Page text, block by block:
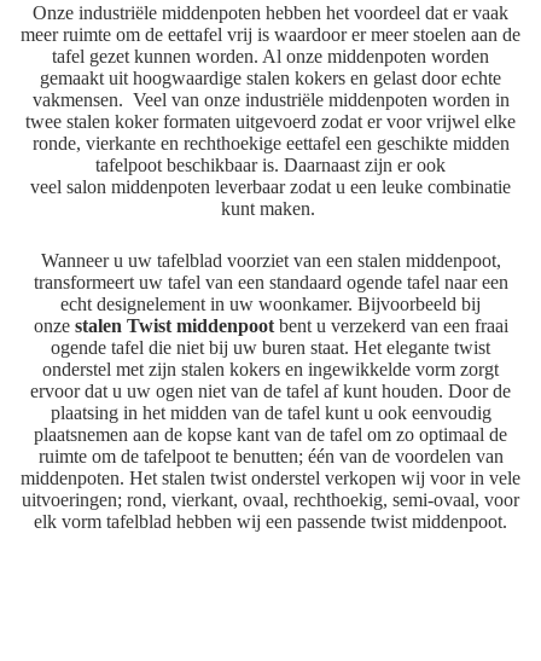
Onze industriële middenpoten hebben het voordeel dat er vaak
meer ruimte om de eettafel vrij is waardoor er meer stoelen aan de
tafel gezet kunnen worden. Al onze middenpoten worden
gemaakt uit hoogwaardige stalen kokers en gelast door echte
vakmensen. Veel van onze industriële middenpoten worden in
twee stalen koker formaten uitgevoerd zodat er voor vrijwel elke
ronde, vierkante en rechthoekige eettafel een geschikte midden
tafelpoot beschikbaar is. Daarnaast zijn er ook
veel salon middenpoten leverbaar zodat u een leuke combinatie
kunt maken.
Wanneer u uw tafelblad voorziet van een stalen middenpoot,
transformeert uw tafel van een standaard ogende tafel naar een
echt designelement in uw woonkamer. Bijvoorbeeld bij
onze stalen Twist middenpoot bent u verzekerd van een fraai
ogende tafel die niet bij uw buren staat. Het elegante twist
onderstel met zijn stalen kokers en ingewikkelde vorm zorgt
ervoor dat u uw ogen niet van de tafel af kunt houden. Door de
plaatsing in het midden van de tafel kunt u ook eenvoudig
plaatsnemen aan de kopse kant van de tafel om zo optimaal de
ruimte om de tafelpoot te benutten; één van de voordelen van
middenpoten. Het stalen twist onderstel verkopen wij voor in vele
uitvoeringen; rond, vierkant, ovaal, rechthoekig, semi-ovaal, voor
elk vorm tafelblad hebben wij een passende twist middenpoot.